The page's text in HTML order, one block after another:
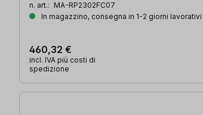
n. art.: MA-RP2302FC07
In magazzino, consegna in 1-2 giorni lavorativi
460,32 €
incl. IVA più costi di
spedizione